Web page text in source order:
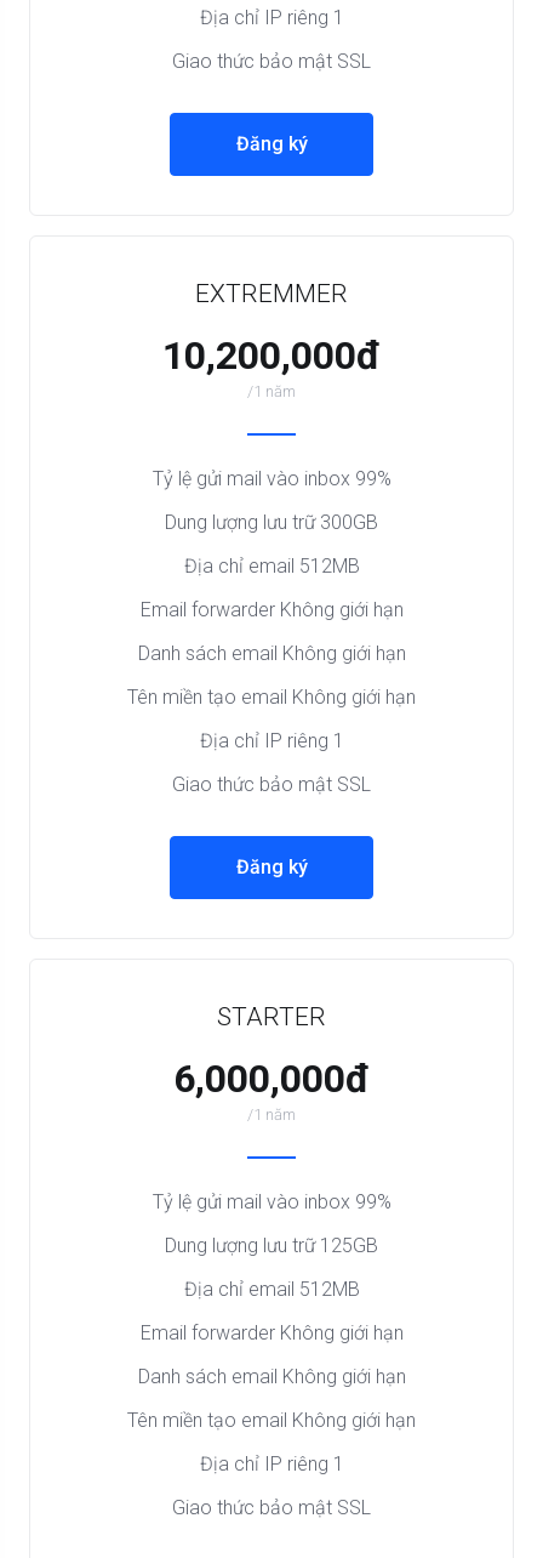
Địa chỉ IP riêng 1
Giao thức bảo mật SSL
Đăng ký
EXTREMMER
10,200,000đ
/1 năm
Tỷ lệ gửi mail vào inbox 99%
Dung lượng lưu trữ 300GB
Địa chỉ email 512MB
Email forwarder Không giới hạn
Danh sách email Không giới hạn
Tên miền tạo email Không giới hạn
Địa chỉ IP riêng 1
Giao thức bảo mật SSL
Đăng ký
STARTER
6,000,000đ
/1 năm
Tỷ lệ gửi mail vào inbox 99%
Dung lượng lưu trữ 125GB
Địa chỉ email 512MB
Email forwarder Không giới hạn
Danh sách email Không giới hạn
Tên miền tạo email Không giới hạn
Địa chỉ IP riêng 1
Giao thức bảo mật SSL